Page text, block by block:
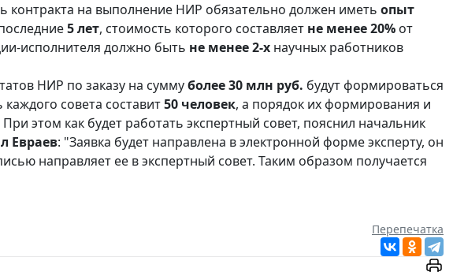
контракта на выполнение НИР обязательно должен иметь опыт
5 лет, стоимость которого составляет не менее 20% от
исполнителя должно быть не менее 2-х научных работников
НИР по заказу на суммуболее 30 млн руб. будут формироваться
каждого совета составит50 человек, а порядок их формирования и
этом как будет работать экспертный совет, пояснил начальник
Евраев: "Заявка будет направлена в электронной форме эксперту, он
направляет ее в экспертный совет. Таким образом получается
Перепечатка